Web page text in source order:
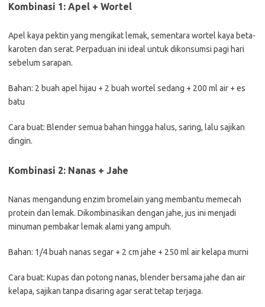
Kombinasi 1: Apel + Wortel
Apel kaya pektin yang mengikat lemak, sementara wortel kaya beta-
karoten dan serat. Perpaduan ini ideal untuk dikonsumsi pagi hari
sebelum sarapan.
Bahan: 2 buah apel hijau + 2 buah wortel sedang + 200 ml air + es
batu
Cara buat: Blender semua bahan hingga halus, saring, lalu sajikan
dingin.
Kombinasi 2: Nanas + Jahe
Nanas mengandung enzim bromelain yang membantu memecah
protein dan lemak. Dikombinasikan dengan jahe, jus ini menjadi
minuman pembakar lemak alami yang ampuh.
Bahan: 1/4 buah nanas segar + 2 cm jahe + 250 ml air kelapa murni
Cara buat: Kupas dan potong nanas, blender bersama jahe dan air
kelapa, sajikan tanpa disaring agar serat tetap terjaga.